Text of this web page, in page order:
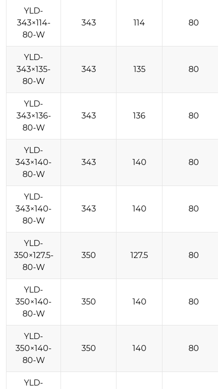
YLD-
343×114-
80-W
343 114 80
YLD-
343×135-
80-W
343 135 80
YLD-
343×136-
80-W
343 136 80
YLD-
343×140-
80-W
343 140 80
YLD-
343×140-
80-W
343 140 80
YLD-
350×127.5-
80-W
350 127.5 80
YLD-
350×140-
80-W
350 140 80
YLD-
350×140-
80-W
350 140 80
YLD-